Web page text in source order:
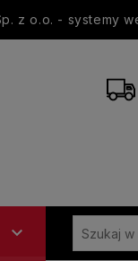
z o.o. - systemy
